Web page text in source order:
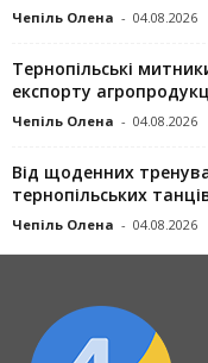
Чепіль Олена - 04.08.2026
Тернопільські
експорту
Чепіль Олена - 04.08.2026
Від щоденних
тернопільських
Чепіль Олена - 04.08.2026